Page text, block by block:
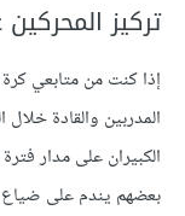
تركيز
إذا كنت من متابعي
المدربين والقادة خلال
الكبيران على مدار
بعضهم يندم على ضياع